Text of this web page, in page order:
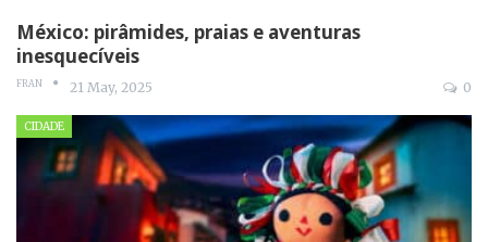
México: pirâmides, praias e aventuras
inesquecíveis
FRAN 21 May, 2025 0
CIDADE